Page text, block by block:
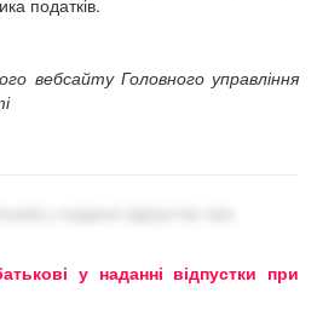
вебсайту Головного управління
у наданні відпустки при